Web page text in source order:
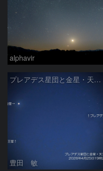
alphavir
プレアデス星団と金星・天王星の接近 2026/4/25
豊田 敏